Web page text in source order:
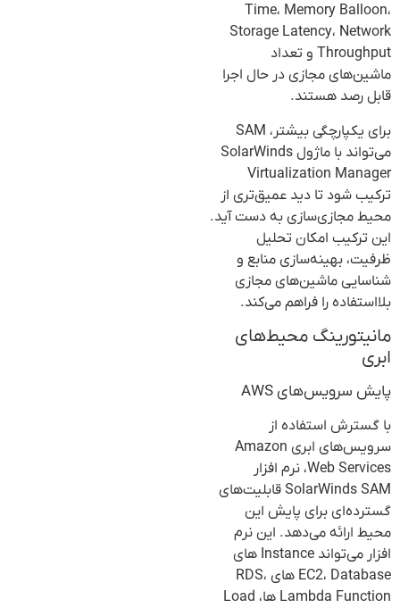
Time، Memory Balloon،
Storage Latency، Network
Throughput و تعداد
ماشین‌های مجازی در حال اجرا
قابل رصد هستند.
برای یکپارچگی بیشتر، SAM
می‌تواند با ماژول SolarWinds
Virtualization Manager
ترکیب شود تا دید عمیق‌تری از
محیط مجازی‌سازی به دست آید.
این ترکیب امکان تحلیل
ظرفیت، بهینه‌سازی منابع و
شناسایی ماشین‌های مجازی
بلااستفاده را فراهم می‌کند.
مانیتورینگ محیط‌های
ابری
پایش سرویس‌های AWS
با گسترش استفاده از
سرویس‌های ابری Amazon
Web Services، نرم افزار
SolarWinds SAM قابلیت‌های
گسترده‌ای برای پایش این
محیط ارائه می‌دهد. این نرم
افزار می‌تواند Instance های
EC2، Database های RDS،
Lambda Function ها، Load